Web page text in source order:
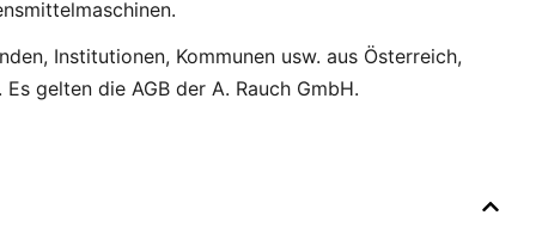
Institutionen, Kommunen usw. aus Österreich,
gelten die AGB der A. Rauch GmbH.